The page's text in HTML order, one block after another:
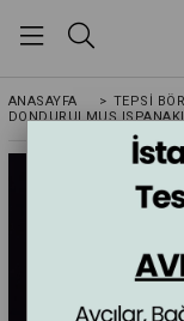
ANASAYFA > TEPSİ
DONDURULMUŞ